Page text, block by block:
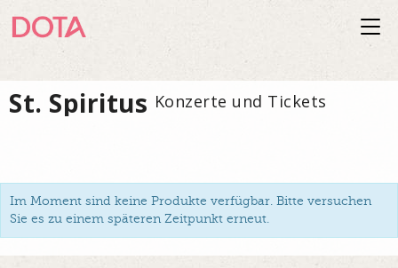
St. Spiritus Konzerte und Tickets
Im Moment sind keine Produkte verfügbar. Bitte versuchen
Sie es zu einem späteren Zeitpunkt erneut.